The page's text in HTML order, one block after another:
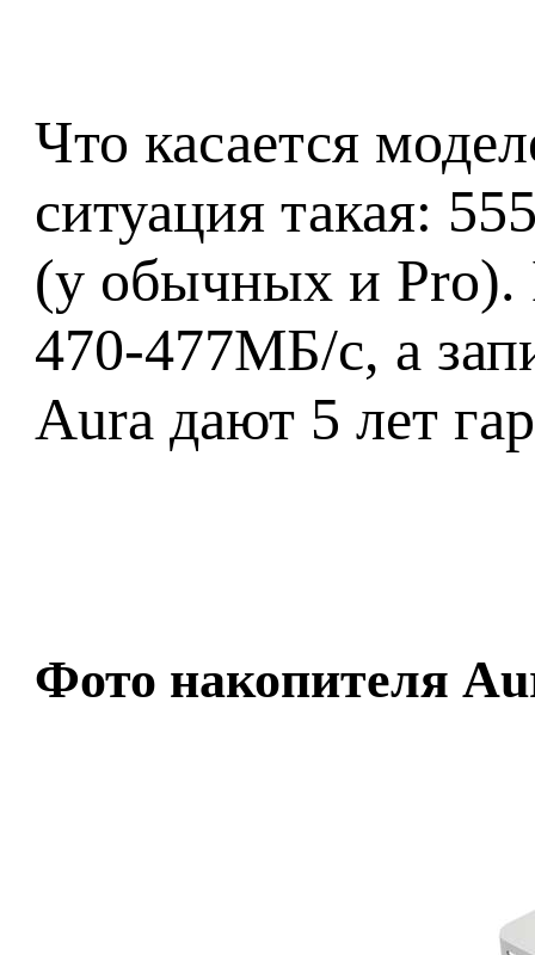
Что касается
ситуация такая:
(у обычных и Pro).
470-477МБ/с, а
Aura дают 5 лет
Фото накопителя